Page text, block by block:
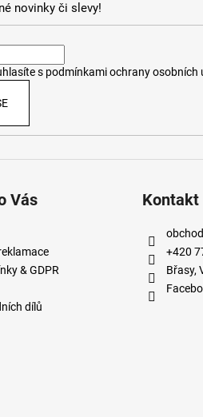
novinky či slevy!
s podmínkami ochrany osobních
Vás
& GDPR
dílů
Kontakt
obchod
+420
Břasy,